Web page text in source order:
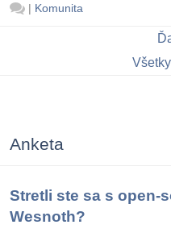
| Komunita
Anketa
Stretli ste sa s open-
Wesnoth?